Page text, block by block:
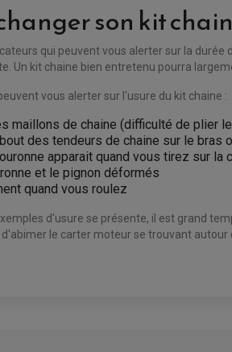
son kit
qui peuvent vous alerter sur la
Un kit chaine bien entretenu pourra
vous alerter sur l'usure du kit chaine :
maillons de chaine (difficulté de plier
des tendeurs de chaine sur le bras
apparait quand vous tirez sur
et le pignon déformés
quand vous roulez
d'usure se présente, il est grand
d'abimer le carter moteur se trouvant